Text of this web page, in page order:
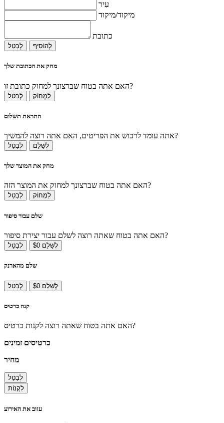
עִיר
מיקוד/מיקוד
כתובת
לְבַטֵל לְהוֹסִיף
מחק את הכתובת שלך
האם אתה בטוח שברצונך למחוק כתובת זו?
לְבַטֵל לִמְחוֹק
התראת תשלום
אתה עומד לרכוש את הפריטים, האם אתה רוצה להמשיך?
לְבַטֵל לְשַׁלֵם
מחק את המוצר שלך
האם אתה בטוח שברצונך למחוק את המוצר הזה?
לְבַטֵל לִמְחוֹק
שלם עבור סיפור
האם אתה בטוח שאתה רוצה לשלם עבור יצירת סיפור?
לְבַטֵל לְשַׁלֵם $0
שלם מהארנק
לְבַטֵל לְשַׁלֵם $0
קנה כרטיס
האם אתה בטוח שאתה רוצה לקנות כרטיס?
כרטיסים זמינים
מחיר
לְבַטֵל
לִקְנוֹת
עזוב את האירוע